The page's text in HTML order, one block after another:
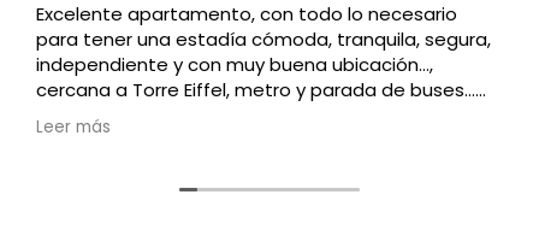
Excelente apartamento, con todo lo necesario
para tener una estadía cómoda, tranquila, segura,
independiente y con muy buena ubicación…,
cercana a Torre Eiffel, metro y parada de buses…
Recomendado
Leer más